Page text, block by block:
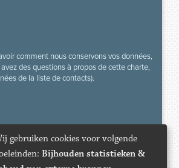
comment nous conservons vos données,
avez des questions à propos de cette charte,
de la liste de contacts).
gebruiken cookies voor volgende
Bijhouden statistieken &